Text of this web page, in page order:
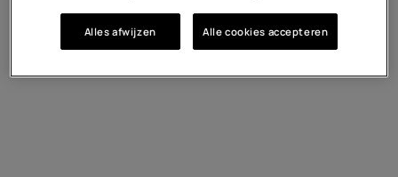
Alles afwijzen Alle cookies accepteren